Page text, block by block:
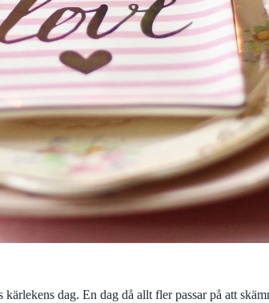
dag. En dag då allt fler passar på att